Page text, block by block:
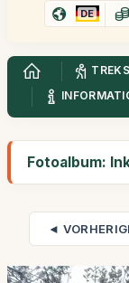
DE
TREKS
Fotoalbum:
◄